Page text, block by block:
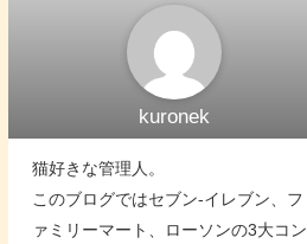
kuronek
猫好きな管理人。
このブログではセブン-イレブン、フ
ァミリーマート、ローソンの3大コン